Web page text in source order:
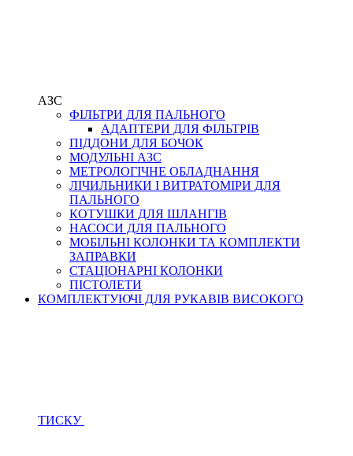
АЗС
ФІЛЬТРИ ДЛЯ ПАЛЬНОГО
АДАПТЕРИ ДЛЯ ФІЛЬТРІВ
ПІДДОНИ ДЛЯ БОЧОК
МОДУЛЬНІ АЗС
МЕТРОЛОГІЧНЕ ОБЛАДНАННЯ
ЛІЧИЛЬНИКИ І ВИТРАТОМІРИ ДЛЯ
ПАЛЬНОГО
КОТУШКИ ДЛЯ ШЛАНГІВ
НАСОСИ ДЛЯ ПАЛЬНОГО
МОБІЛЬНІ КОЛОНКИ ТА КОМПЛЕКТИ
ЗАПРАВКИ
СТАЦІОНАРНІ КОЛОНКИ
ПІСТОЛЕТИ
КОМПЛЕКТУЮЧІ ДЛЯ РУКАВІВ ВИСОКОГО
ТИСКУ